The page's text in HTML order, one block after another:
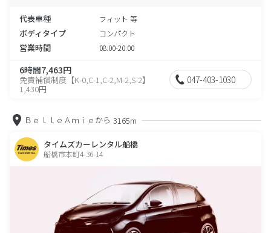
代表車種 フィット 等
ボディタイプ コンパクト
営業時間 08:00-20:00
6時間7,463円
免責補償制度【K-0,C-1,C-2,M-2,S-2】
1,430円
047-403-1030
ＢｅｌｌｅＡｍｉｅから 3165m
タイムズカーレンタル船橋
船橋市本町4-36-14